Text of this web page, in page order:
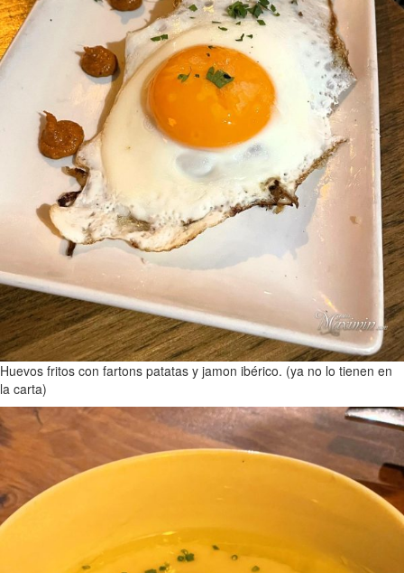
Huevos fritos con fartons patatas y jamon ibérico. (ya no lo tienen en
la carta)